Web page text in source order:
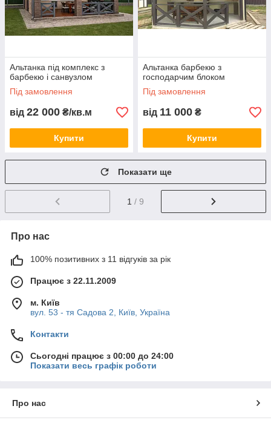
Альтанка під комплекс з
барбекю і санвузлом
Під замовлення
від 22 000 ₴/кв.м
Купити
Альтанка барбекю з
господарчим блоком
Під замовлення
від 11 000 ₴
Купити
Показати ще
1 / 9
Про нас
100% позитивних з 11 відгуків за рік
Працює з 22.11.2009
м. Київ
вул. 53 - тя Садова 2, Київ, Україна
Контакти
Сьогодні працює з 00:00 до 24:00
Показати весь графік роботи
Про нас